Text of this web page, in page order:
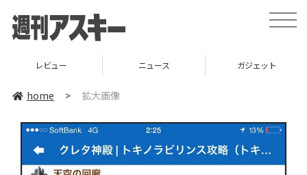
toggle
レビュー ニュース ガジェット
home > 拡大画像